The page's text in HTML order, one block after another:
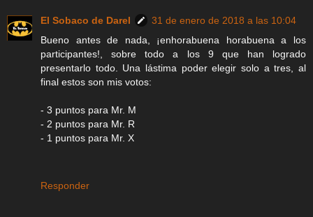
El Sobaco de Darel
31 de enero de 2018 a las 10:04
Bueno antes de nada, ¡enhorabuena horabuena a los
participantes!, sobre todo a los 9 que han logrado
presentarlo todo. Una lástima poder elegir solo a tres, al
final estos son mis votos:
- 3 puntos para Mr. M
- 2 puntos para Mr. R
- 1 puntos para Mr. X
Responder